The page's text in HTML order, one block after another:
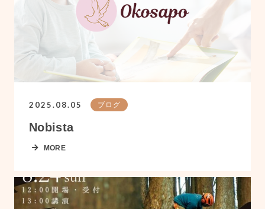
2025.08.05 ブログ
Nobista
MORE